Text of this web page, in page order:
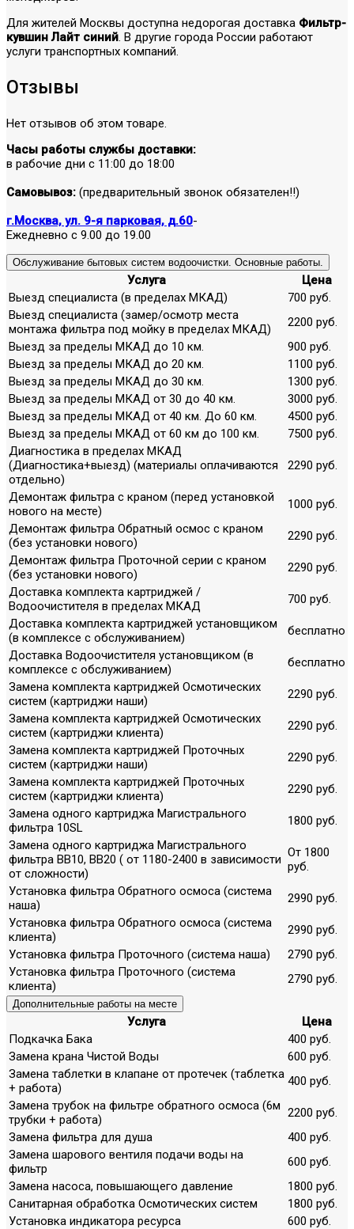
Для жителей Москвы доступна недорогая доставка Фильтр-
кувшин Лайт синий. В другие города России работают
услуги транспортных компаний.
Отзывы
Нет отзывов об этом товаре.
Часы работы службы доставки:
в рабочие дни с 11:00 до 18:00
Самовывоз: (предварительный звонок обязателен!!)
г.Москва, ул. 9-я парковая, д.60-
Ежедневно с 9.00 до 19.00
Обслуживание бытовых систем водоочистки. Основные работы.
Услуга
Цена
Выезд специалиста (в пределах МКАД)
700 руб.
Выезд специалиста (замер/осмотр места
монтажа фильтра под мойку в пределах МКАД)
2200 руб.
Выезд за пределы МКАД до 10 км.
900 руб.
Выезд за пределы МКАД до 20 км.
1100 руб.
Выезд за пределы МКАД до 30 км.
1300 руб.
Выезд за пределы МКАД от 30 до 40 км.
3000 руб.
Выезд за пределы МКАД от 40 км. До 60 км.
4500 руб.
Выезд за пределы МКАД от 60 км до 100 км.
7500 руб.
Диагностика в пределах МКАД
(Диагностика+выезд) (материалы оплачиваются
отдельно)
2290 руб.
Демонтаж фильтра с краном (перед установкой
нового на месте)
1000 руб.
Демонтаж фильтра Обратный осмос с краном
(без установки нового)
2290 руб.
Демонтаж фильтра Проточной серии с краном
(без установки нового)
2290 руб.
Доставка комплекта картриджей /
Водоочистителя в пределах МКАД
700 руб.
Доставка комплекта картриджей установщиком
(в комплексе с обслуживанием)
бесплатно
Доставка Водоочистителя установщиком (в
комплексе с обслуживанием)
бесплатно
Замена комплекта картриджей Осмотических
систем (картриджи наши)
2290 руб.
Замена комплекта картриджей Осмотических
систем (картриджи клиента)
2290 руб.
Замена комплекта картриджей Проточных
систем (картриджи наши)
2290 руб.
Замена комплекта картриджей Проточных
систем (картриджи клиента)
2290 руб.
Замена одного картриджа Магистрального
фильтра 10SL
1800 руб.
Замена одного картриджа Магистрального
фильтра ВВ10, ВВ20 ( от 1180-2400 в зависимости
от сложности)
От 1800
руб.
Установка фильтра Обратного осмоса (система
наша)
2990 руб.
Установка фильтра Обратного осмоса (система
клиента)
2990 руб.
Установка фильтра Проточного (система наша)
2790 руб.
Установка фильтра Проточного (система
клиента)
2790 руб.
Дополнительные работы на месте
Услуга
Цена
Подкачка Бака
400 руб.
Замена крана Чистой Воды
600 руб.
Замена таблетки в клапане от протечек (таблетка
+ работа)
400 руб.
Замена трубок на фильтре обратного осмоса (6м
трубки + работа)
2200 руб.
Замена фильтра для душа
400 руб.
Замена шарового вентиля подачи воды на
фильтр
600 руб.
Замена насоса, повышающего давление
1800 руб.
Санитарная обработка Осмотических систем
1800 руб.
Установка индикатора ресурса
600 руб.